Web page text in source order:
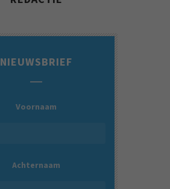
NIEUWSBRIEF
Voornaam
Achternaam